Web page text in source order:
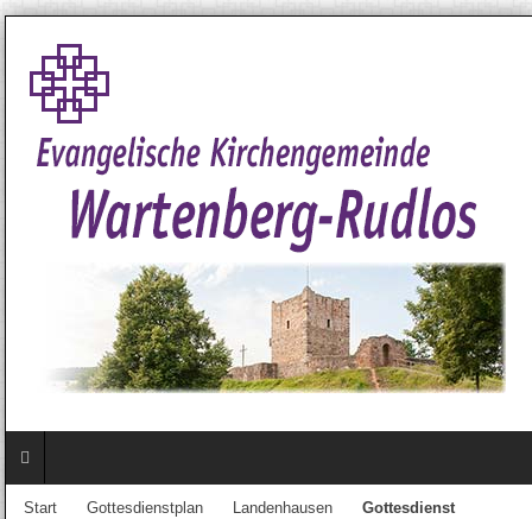
Start Gottesdienstplan Landenhausen Gottesdienst